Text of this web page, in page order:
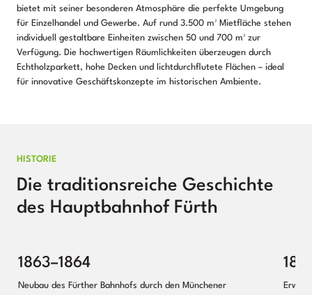
bietet mit seiner besonderen Atmosphäre die perfekte Umgebung
für Einzelhandel und Gewerbe. Auf rund 3.500 m² Mietfläche stehen
individuell gestaltbare Einheiten zwischen 50 und 700 m² zur
Verfügung. Die hochwertigen Räumlichkeiten überzeugen durch
Echtholzparkett, hohe Decken und lichtdurchflutete Flächen – ideal
für innovative Geschäftskonzepte im historischen Ambiente.
HISTORIE
Die traditionsreiche Geschichte
des Hauptbahnhof Fürth
1863–1864
Neubau des Fürther Bahnhofs durch den Münchener